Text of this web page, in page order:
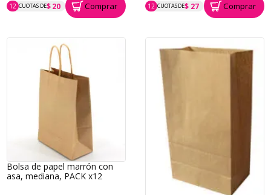
12 CUOTAS DE$ 20
P.T.F. $ 236 Comprar 12 CUOTAS DE$ 27
P.T.F. $ 320 Comprar
Bolsa de papel marrón con
asa, mediana, PACK x12